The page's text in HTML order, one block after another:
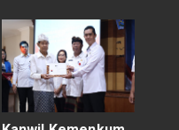
DBD 2030